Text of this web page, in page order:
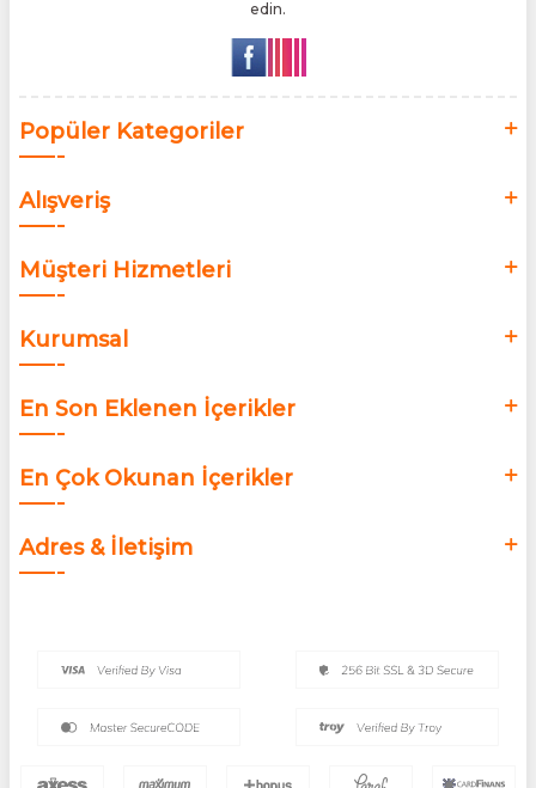
edin.
Popüler Kategoriler
Alışveriş
Müşteri Hizmetleri
Kurumsal
En Son Eklenen İçerikler
En Çok Okunan İçerikler
Adres & İletişim